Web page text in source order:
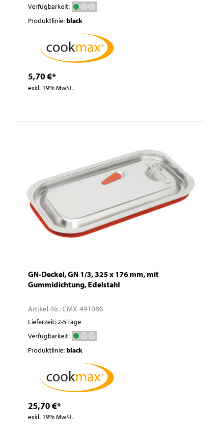
Verfügbarkeit:
Produktlinie:black
5,70 €*
exkl. 19% MwSt.
GN-Deckel, GN 1/3, 325 x 176 mm, mit
Gummidichtung, Edelstahl
Artikel-Nr.:CMX-491086
Lieferzeit: 2-5 Tage
Verfügbarkeit:
Produktlinie:black
25,70 €*
exkl. 19% MwSt.